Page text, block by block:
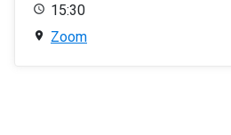
15:30
Zoom